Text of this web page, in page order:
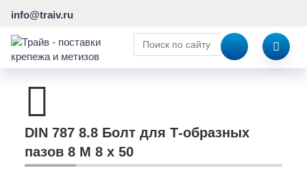
info@traiv.ru
DIN 787 8.8 Болт для Т-образных
пазов 8 M 8 x 50